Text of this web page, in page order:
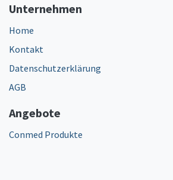
Unternehmen
Home
Kontakt
Datenschutzerklärung
AGB
Angebote
Conmed Produkte